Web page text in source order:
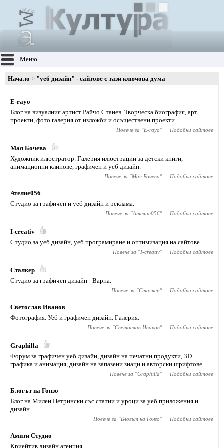
Меню
Начало "уеб дизайн" - сайтове с тази ключова дума
Е-rayo
Блог на визуалния артист Райчо Станев. Творческа биография, арт
проекти, фото галерия от изложби и осъществени проекти.
Повече за "Е-rayo" Подобни сайтове
Мая Бочева
Художник илюстратор. Галерия илюстрации за детски книги,
анимационни клипове, графичен и уеб дизайн.
Повече за "Мая Бочева" Подобни сайтове
Ателие056
Студио за графичен и уеб дизайн и реклама.
Повече за "Ателие056" Подобни сайтове
I-creativ
Студио за уеб дизайн, уеб програмиране и оптимизация на сайтове.
Повече за "I-creativ" Подобни сайтове
Сталкер
Студио за графичен дизайн - Варна.
Повече за "Сталкер" Подобни сайтове
Светослав Иванов
Фотография. Уеб и графичен дизайн. Галерия.
Повече за "Светослав Иванов" Подобни сайтове
Graphilla
Форум за графичен уеб дизайн, дизайн на печатни продукти, 3D
графика и анимация, дизайн на запазени знаци и авторски шрифтове.
Повече за "Graphilla" Подобни сайтове
Блогът на Гонзо
Блог на Милен Петрински със статии и уроци за уеб приложения и
дизайн.
Повече за "Блогът на Гонзо" Подобни сайтове
Амити Студио
Криейтив дизайн агенция.